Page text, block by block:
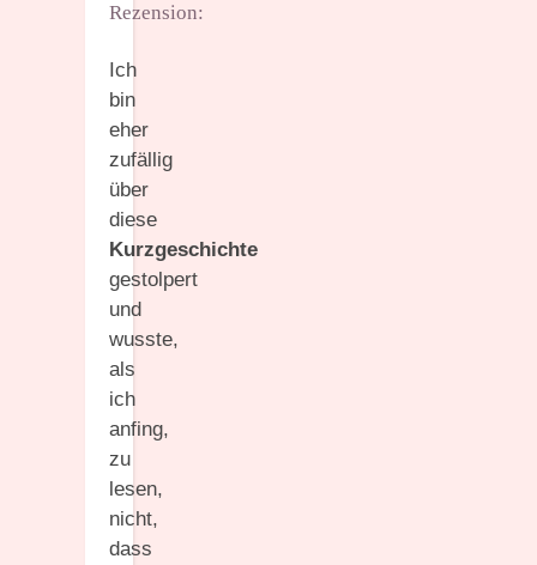
Rezension:
Ich
bin
eher
zufällig
über
diese
Kurzgeschichte
gestolpert
und
wusste,
als
ich
anfing,
zu
lesen,
nicht,
dass